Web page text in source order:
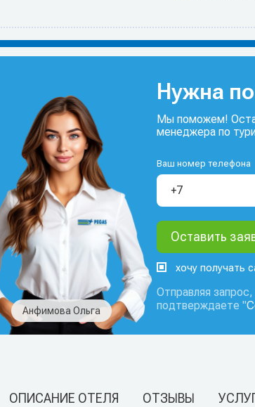
Анфимова Ольга
Нужна
Мы поможем!
менеджера по
Ваш номер телефона
хочу получать
Отправляя
подтверждаете "
ОПИСАНИЕ ОТЕЛЯ ОТЗЫВЫ